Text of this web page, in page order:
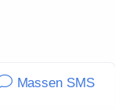
Massen SMS